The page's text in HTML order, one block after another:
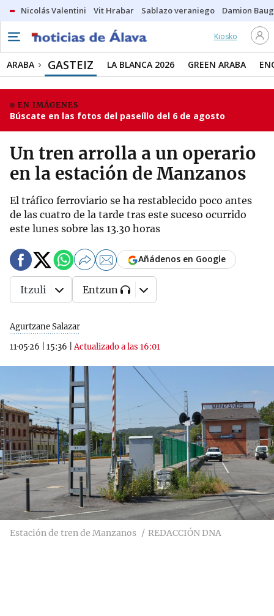
Nicolás Valentini Vit Hrabar Sablazo veraniego Damion
Kiosko
ARABA GASTEIZ LA BLANCA 2026 GREEN ARABA
EN IMÁGENES
Búscate en las fotos del paseíllo del 6 de agosto
Un tren arrolla a un operario
en la estación de Manzanos
El tráfico ferroviario se ha restablecido poco antes
de las cuatro de la tarde tras este suceso ocurrido
este lunes sobre las 13.30 horas
Agurtzane Salazar
11·05·26
15:36 |Actualizado a las 16:01
Añádenos en Google
Itzuli Entzun
Estación de tren de Manzanos REDACCIÓN DNA